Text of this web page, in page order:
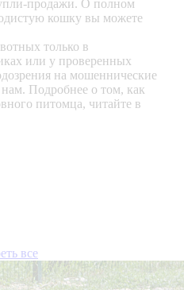
продажи. О полном
кошку вы можете
только в
или у проверенных
на мошеннические
нам. Подробнее о том, как
питомца, читайте в
все